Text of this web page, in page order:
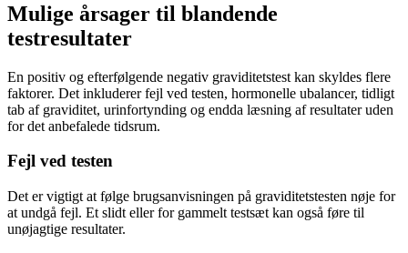
Mulige årsager til blandende
testresultater
En positiv og efterfølgende negativ graviditetstest kan skyldes flere
faktorer. Det inkluderer fejl ved testen, hormonelle ubalancer, tidligt
tab af graviditet, urinfortynding og endda læsning af resultater uden
for det anbefalede tidsrum.
Fejl ved testen
Det er vigtigt at følge brugsanvisningen på graviditetstesten nøje for
at undgå fejl. Et slidt eller for gammelt testsæt kan også føre til
unøjagtige resultater.